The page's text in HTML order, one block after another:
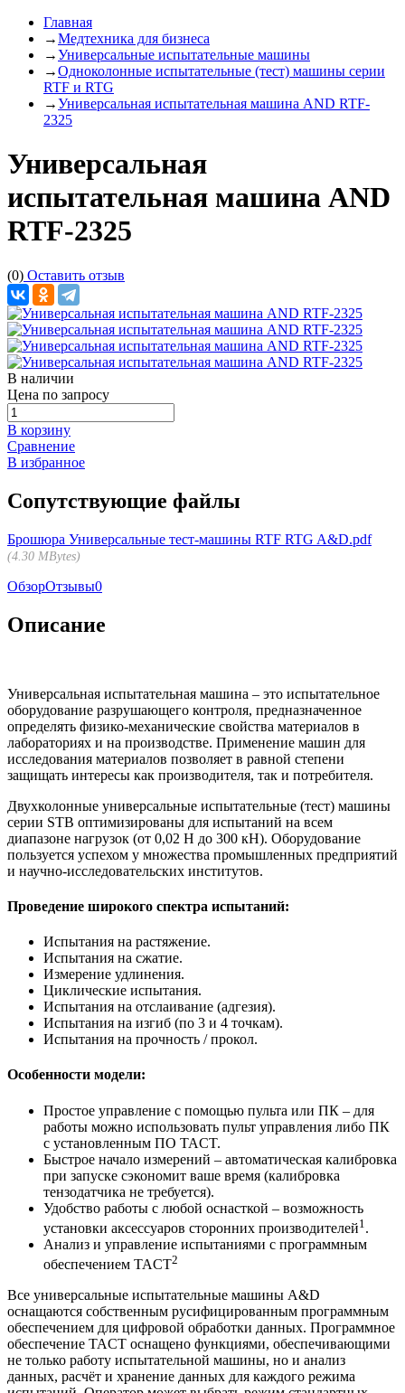
Главная
→Медтехника для бизнеса
→Универсальные испытательные машины
→Одноколонные испытательные (тест) машины серии
RTF и RTG
→Универсальная испытательная машина AND RTF-
2325
Универсальная
испытательная машина AND
RTF-2325
(0) Оставить отзыв
В наличии
Цена по запросу
В корзину
Сравнение
В избранное
Сопутствующие файлы
Брошюра Универсальные тест-машины RTF RTG A&D.pdf
4.30 MBytes
ОбзорОтзывы0
Описание
Универсальная испытательная машина – это испытательное
оборудование разрушающего контроля, предназначенное
определять физико-механические свойства материалов в
лабораториях и на производстве. Применение машин для
исследования материалов позволяет в равной степени
защищать интересы как производителя, так и потребителя.
Двухколонные универсальные испытательные (тест) машины
серии STB оптимизированы для испытаний на всем
диапазоне нагрузок (от 0,02 Н до 300 кН). Оборудование
пользуется успехом у множества промышленных предприятий
и научно-исследовательских институтов.
Проведение широкого спектра испытаний:
Испытания на растяжение.
Испытания на сжатие.
Измерение удлинения.
Циклические испытания.
Испытания на отслаивание (адгезия).
Испытания на изгиб (по 3 и 4 точкам).
Испытания на прочность / прокол.
Особенности модели:
Простое управление с помощью пульта или ПК – для
работы можно использовать пульт управления либо ПК
с установленным ПО TACT.
Быстрое начало измерений – автоматическая калибровка
при запуске сэкономит ваше время (калибровка
тензодатчика не требуется).
Удобство работы с любой оснасткой – возможность
установки аксессуаров сторонних производителей1 .
Анализ и управление испытаниями с программным
обеспечением TACT2
Все универсальные испытательные машины A&D
оснащаются собственным русифицированным программным
обеспечением для цифровой обработки данных. Программное
обеспечение TACT оснащено функциями, обеспечивающими
не только работу испытательной машины, но и анализ
данных, расчёт и хранение данных для каждого режима